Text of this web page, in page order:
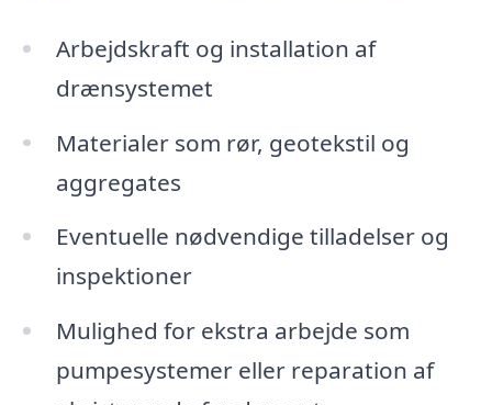
Arbejdskraft og installation af
drænsystemet
Materialer som rør, geotekstil og
aggregates
Eventuelle nødvendige tilladelser og
inspektioner
Mulighed for ekstra arbejde som
pumpesystemer eller reparation af